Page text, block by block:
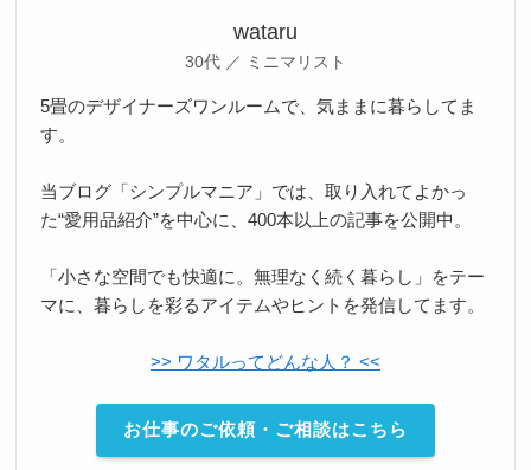
wataru
30代 ／ ミニマリスト
5畳のデザイナーズワンルームで、気ままに暮らしてま
す。
当ブログ「シンプルマニア」では、取り入れてよかっ
た“愛用品紹介”を中心に、400本以上の記事を公開中。
「小さな空間でも快適に。無理なく続く暮らし」をテー
マに、暮らしを彩るアイテムやヒントを発信してます。
>> ワタルってどんな人？ <<
お仕事のご依頼・ご相談はこちら